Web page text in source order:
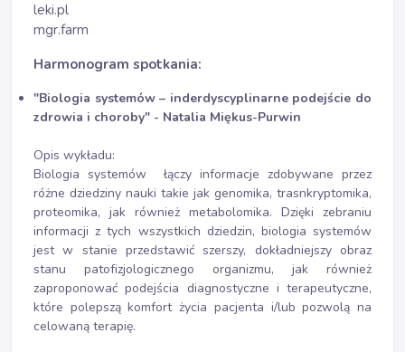
leki.pl
mgr.farm
Harmonogram spotkania:
"Biologia systemów – inderdyscyplinarne podejście do
zdrowia i choroby" - Natalia Miękus-Purwin
Opis wykładu:
Biologia systemów łączy informacje zdobywane przez
różne dziedziny nauki takie jak genomika, trasnkryptomika,
proteomika, jak również metabolomika. Dzięki zebraniu
informacji z tych wszystkich dziedzin, biologia systemów
jest w stanie przedstawić szerszy, dokładniejszy obraz
stanu patofizjologicznego organizmu, jak również
zaproponować podejścia diagnostyczne i terapeutyczne,
które polepszą komfort życia pacjenta i/lub pozwolą na
celowaną terapię.